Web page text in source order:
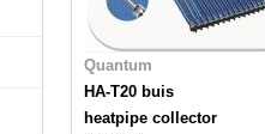
Quantum
HA-T20 buis
heatpipe collector